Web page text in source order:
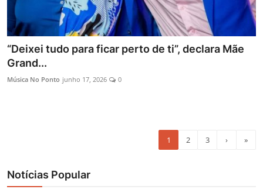
“Deixei tudo para ficar perto de ti”, declara Mãe
Grand...
Música No Ponto junho 17, 2026 0
1 2 3 › »
Notícias Popular